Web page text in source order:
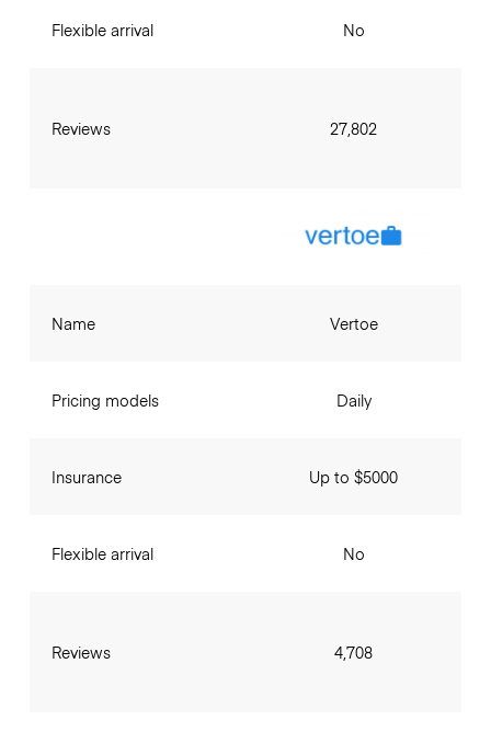
Flexible arrival
Reviews
No
27,802
Name
Pricing models
Insurance
Flexible arrival
Reviews
Vertoe
Daily
Up to $5000
No
4,708